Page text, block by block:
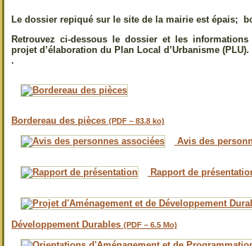
Le dossier repiqué sur le site de la mairie est épais;
Retrouvez ci-dessous le dossier et les
projet d’élaboration du Plan Local d’Urbanisme (PLU).
.
Bordereau des pièces (PDF – 83.8 ko)
Avis des
Rapport de
Développement Durables (PDF – 6.5 Mo)